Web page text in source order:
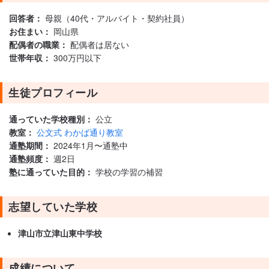
回答者： 母親（40代・アルバイト・契約社員）
お住まい： 岡山県
配偶者の職業： 配偶者は居ない
世帯年収： 300万円以下
生徒プロフィール
通っていた学校種別： 公立
教室： 公文式 わかば通り教室
通塾期間： 2024年1月〜通塾中
通塾頻度： 週2日
塾に通っていた目的： 学校の学習の補習
志望していた学校
津山市立津山東中学校